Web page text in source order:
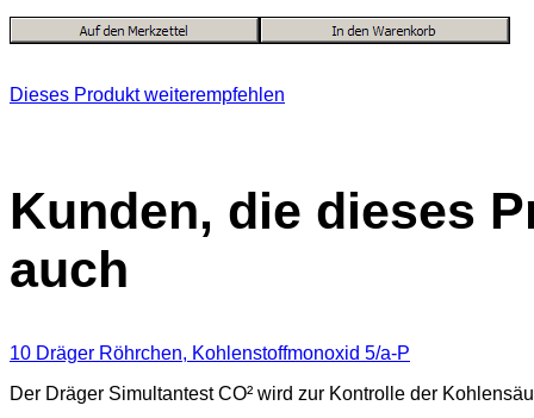
Dieses Produkt weiterempfehlen
Kunden, die dieses
auch
10 Dräger Röhrchen, Kohlenstoffmonoxid 5/a-P
Der Dräger Simultantest CO² wird zur Kontrolle der